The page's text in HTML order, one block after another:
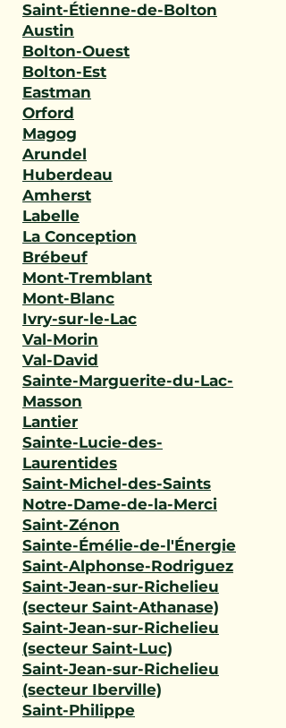
Saint-Étienne-de-Bolton
Austin
Bolton-Ouest
Bolton-Est
Eastman
Orford
Magog
Arundel
Huberdeau
Amherst
Labelle
La Conception
Brébeuf
Mont-Tremblant
Mont-Blanc
Ivry-sur-le-Lac
Val-Morin
Val-David
Sainte-Marguerite-du-Lac-
Masson
Lantier
Sainte-Lucie-des-
Laurentides
Saint-Michel-des-Saints
Notre-Dame-de-la-Merci
Saint-Zénon
Sainte-Émélie-de-l'Énergie
Saint-Alphonse-Rodriguez
Saint-Jean-sur-Richelieu
(secteur Saint-Athanase)
Saint-Jean-sur-Richelieu
(secteur Saint-Luc)
Saint-Jean-sur-Richelieu
(secteur Iberville)
Saint-Philippe